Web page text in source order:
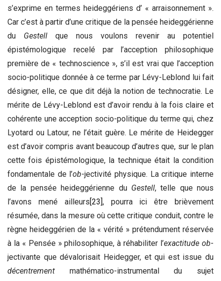
s’exprime en termes heideggériens d’ « arraisonnement ».
Car c’est à partir d’une critique de la pensée heideggérienne
du Gestell que nous voulons revenir au potentiel
épistémologique recelé par l’acception philosophique
première de « technoscience », s’il est vrai que l’acception
socio-politique donnée à ce terme par Lévy-Leblond lui fait
désigner, elle, ce que dit déjà la notion de technocratie. Le
mérite de Lévy-Leblond est d’avoir rendu à la fois claire et
cohérente une acception socio-politique du terme qui, chez
Lyotard ou Latour, ne l’était guère. Le mérite de Heidegger
est d’avoir compris avant beaucoup d’autres que, sur le plan
cette fois épistémologique, la technique était la condition
fondamentale de l’ob-jectivité physique. La critique interne
de la pensée heideggérienne du Gestell, telle que nous
l’avons mené ailleurs[23], pourra ici être brièvement
résumée, dans la mesure où cette critique conduit, contre le
règne heideggérien de la « vérité » prétendument réservée
à la « Pensée » philosophique, à réhabiliter l’exactitude ob-
jectivante que dévalorisait Heidegger, et qui est issue du
décentrement mathématico-instrumental du sujet